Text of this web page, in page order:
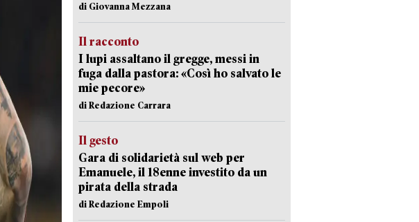
di Giovanna Mezzana
Il racconto
I lupi assaltano il gregge, messi in
fuga dalla pastora: «Così ho salvato le
mie pecore»
di Redazione Carrara
Il gesto
Gara di solidarietà sul web per
Emanuele, il 18enne investito da un
pirata della strada
di Redazione Empoli